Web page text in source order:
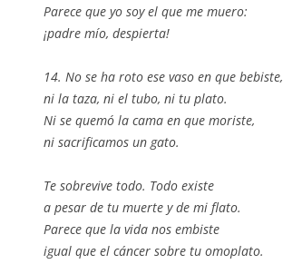
Parece que yo soy el que me muero:
¡padre mío, despierta!
14. No se ha roto ese vaso en que bebiste,
ni la taza, ni el tubo, ni tu plato.
Ni se quemó la cama en que moriste,
ni sacrificamos un gato.
Te sobrevive todo. Todo existe
a pesar de tu muerte y de mi flato.
Parece que la vida nos embiste
igual que el cáncer sobre tu omoplato.